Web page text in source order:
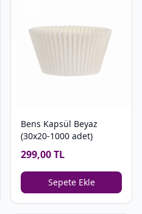
Bens Kapsül Beyaz
(30x20-1000 adet)
299,00 TL
Sepete Ekle